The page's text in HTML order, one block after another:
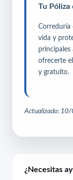
Tu Póliza
Correduría
vida y
principales
ofrecerte
y gratuito.
Actualizado:
¿Necesitas